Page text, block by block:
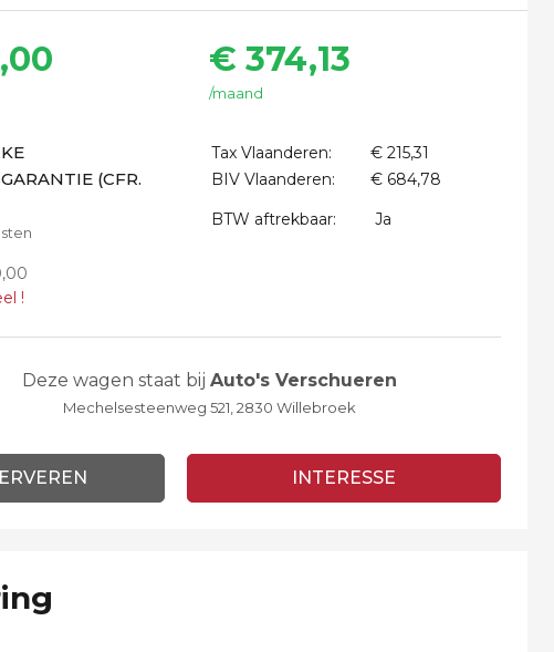
€ 374,13
/maand
(CFR.
!
Tax Vlaanderen:
€ 215,31
BIV Vlaanderen:
€ 684,78
BTW aftrekbaar:
Ja
Deze wagen staat bij Auto's Verschueren
Mechelsesteenweg 521, 2830 Willebroek
INTERESSE